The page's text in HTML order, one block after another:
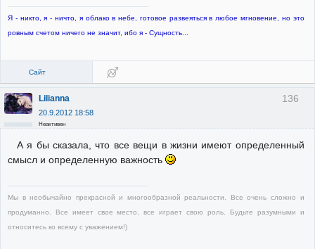
Я - никто, я - ничто, я облако в небе, готовое развеяться в любое мгновение, но это
ровным счетом ничего не значит, ибо я - Сущность...
Сайт
136
Lilianna
20.9.2012 18:58
Неактивен
А я бы сказала, что все вещи в жизни имеют определенный
смысл и определенную важность
Мы в необычайно прекрасной и многообразной реальности. Все очень сложно и
продуманно. Все имеет свое место, все играет свою роль. Будьте разумными и
относитесь ко всему с уважением!)